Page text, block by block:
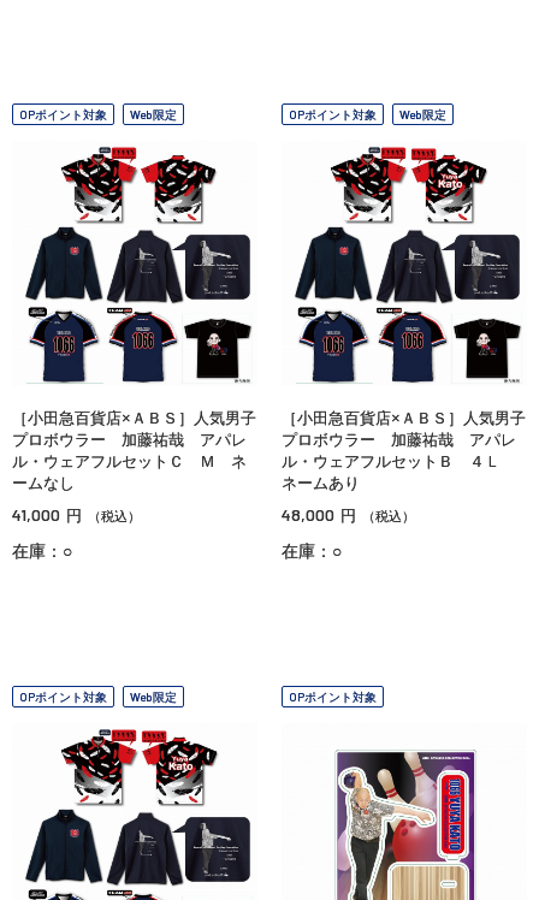
OPポイント対象 Web限定
［小田急百貨店×ＡＢＳ］人気男子
プロボウラー 加藤祐哉 アパレ
ル・ウェアフルセットＣ Ｍ ネ
ームなし
41,000 円 （税込）
在庫：○
OPポイント対象 Web限定
［小田急百貨店×ＡＢＳ］人気男子
プロボウラー 加藤祐哉 アパレ
ル・ウェアフルセットＢ ４Ｌ
ネームあり
48,000 円 （税込）
在庫：○
OPポイント対象 Web限定 OPポイント対象